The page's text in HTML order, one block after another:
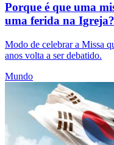
Porque é que uma
uma ferida na Igreja?
Modo de celebrar a Missa
anos volta a ser debatido.
Mundo